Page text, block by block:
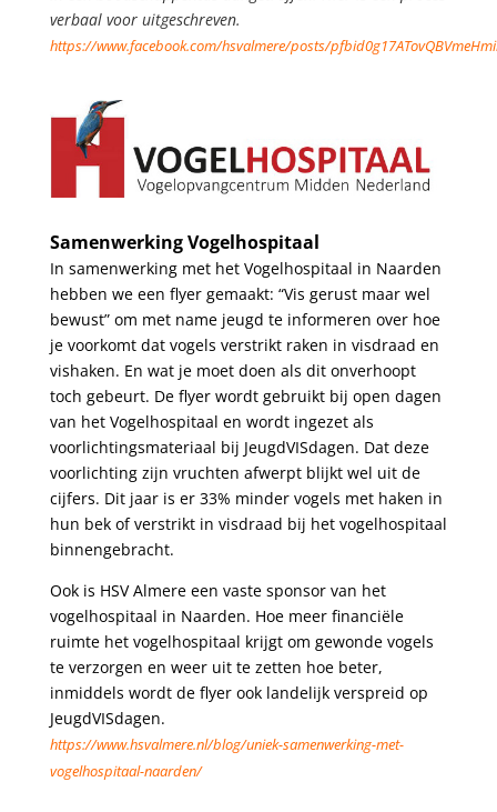
verbaal voor uitgeschreven.
https://www.facebook.com/hsvalmere/posts/
Samenwerking Vogelhospitaal
In samenwerking met het Vogelhospitaal in Naarden
hebben we een flyer gemaakt: “Vis gerust maar wel
bewust” om met name jeugd te informeren over hoe
je voorkomt dat vogels verstrikt raken in visdraad en
vishaken. En wat je moet doen als dit onverhoopt
toch gebeurt. De flyer wordt gebruikt bij open dagen
van het Vogelhospitaal en wordt ingezet als
voorlichtingsmateriaal bij JeugdVISdagen. Dat deze
voorlichting zijn vruchten afwerpt blijkt wel uit de
cijfers. Dit jaar is er 33% minder vogels met haken in
hun bek of verstrikt in visdraad bij het vogelhospitaal
binnengebracht.
Ook is HSV Almere een vaste sponsor van het
vogelhospitaal in Naarden. Hoe meer financiële
ruimte het vogelhospitaal krijgt om gewonde vogels
te verzorgen en weer uit te zetten hoe beter,
inmiddels wordt de flyer ook landelijk verspreid op
JeugdVISdagen.
https://www.hsvalmere.nl/blog/uniek-samenwerking-met-
vogelhospitaal-naarden/